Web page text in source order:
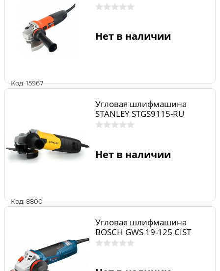
Код: 15967
Нет в наличии
Код: 8800
Угловая шлифмашина
STANLEY STGS9115-RU
Нет в наличии
Угловая шлифмашина
BOSCH GWS 19-125 CIST